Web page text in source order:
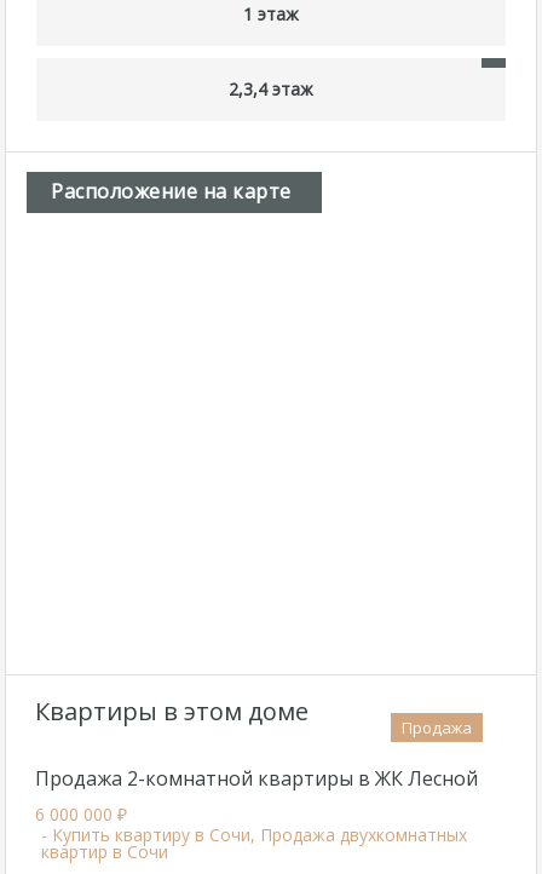
1 этаж
2,3,4 этаж
Расположение на карте
Квартиры в этом доме Продажа
Продажа 2-комнатной квартиры в ЖК Лесной
6 000 000 ₽
- Купить квартиру в Сочи, Продажа двухкомнатных
квартир в Сочи